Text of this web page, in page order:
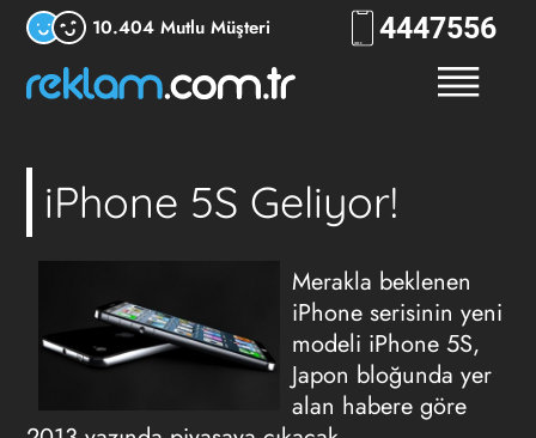
10.404 Mutlu Müşteri 444RKLM
iPhone 5S Geliyor!
Merakla beklenen
iPhone serisinin yeni
modeli iPhone 5S,
Japon bloğunda yer
alan habere göre